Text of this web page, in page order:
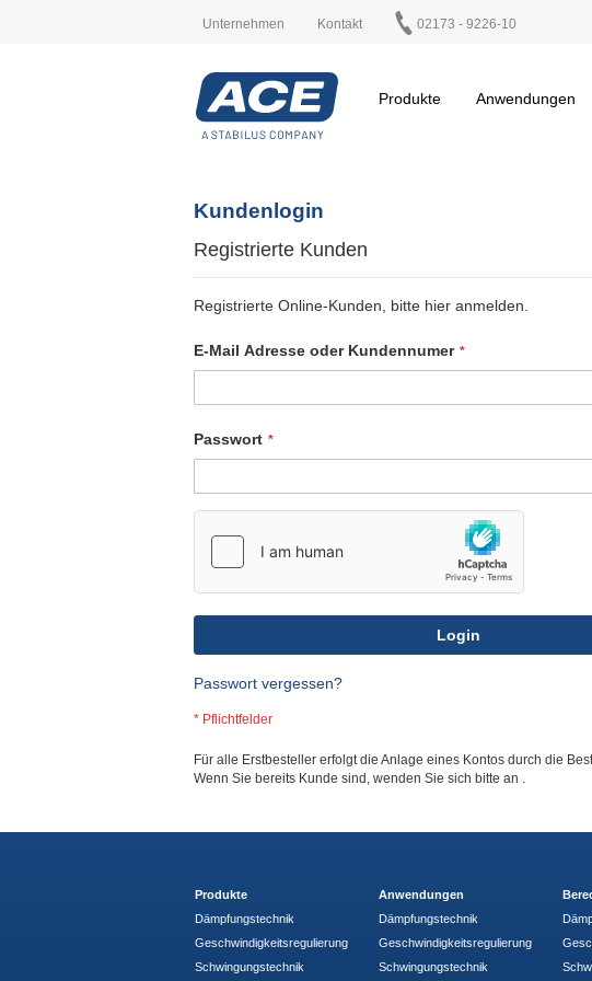
Unternehmen Kontakt 02173 - 9226-10
Produkte
Anwendungen
Kundenlogin
Registrierte Kunden
Registrierte Online-Kunden, bitte hier anmelden.
E-Mail Adresse oder Kundennumer
Passwort
Login
Passwort vergessen?
Für alle Erstbesteller erfolgt die Anlage eines Kontos durch die
Wenn Sie bereits Kunde sind, wenden Sie sich bitte an .
Produkte
Dämpfungstechnik
Geschwindigkeitsregulierung
Schwingungstechnik
Anwendungen
Dämpfungstechnik
Geschwindigkeitsregulierung
Schwingungstechnik